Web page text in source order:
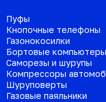
Пуфы
Кнопочные телефоны
Газонокосилки
Бортовые компьютеры
Саморезы и шурупы
Компрессоры
Шуруповерты
Газовые паяльники